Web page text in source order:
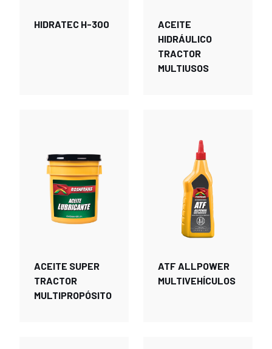
HIDRATEC H-300
ACEITE
HIDRÁULICO
TRACTOR
MULTIUSOS
ACEITE SUPER
TRACTOR
MULTIPROPÓSITO
ATF ALLPOWER
MULTIVEHÍCULOS